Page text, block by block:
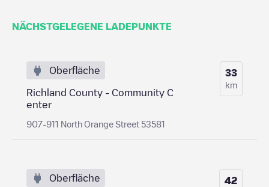
NÄCHSTGELEGENE LADEPUNKTE
Oberfläche
Richland County - Community C
enter
907-911 North Orange Street 53581
33
km
Oberfläche 42